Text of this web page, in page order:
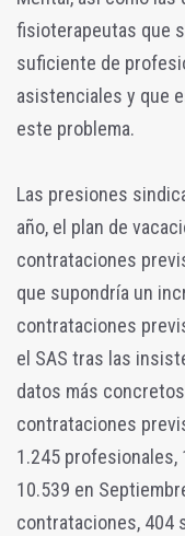
fisioterapeutas que
suficiente de
asistenciales y que
este problema.
Las presiones
año, el plan de
contrataciones
que supondría un
contrataciones
el SAS tras las
datos más
contrataciones
1.245 profesionales,
10.539 en
contrataciones, 404